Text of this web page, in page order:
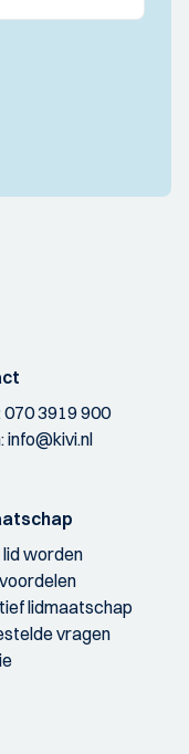
070 3919 900
info@kivi.nl
worden
lidmaatschap
vragen